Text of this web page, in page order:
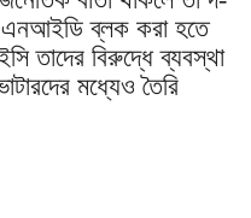
এনআইডি ব্লক করা হতে
তাদের বিরুদ্ধে ব্যবস্থা
মধ্যেও তৈরি